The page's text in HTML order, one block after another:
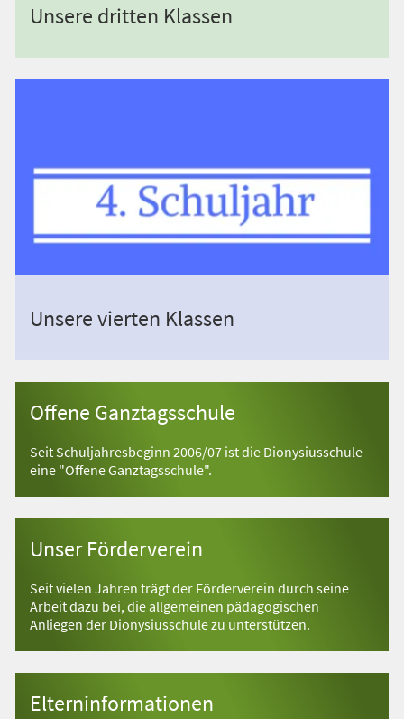
Unsere dritten Klassen
Unsere vierten Klassen
Offene Ganztagsschule
Seit Schuljahresbeginn 2006/07 ist die Dionysiusschule
eine "Offene Ganztagsschule".
Unser Förderverein
Seit vielen Jahren trägt der Förderverein durch seine
Arbeit dazu bei, die allgemeinen pädagogischen
Anliegen der Dionysiusschule zu unterstützen.
Elterninformationen